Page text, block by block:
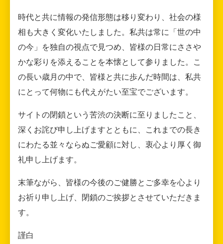
時代と共に情報の発信形態は移り変わり、社会の様
相も大きく変化いたしました。私共は常に「世の中
の今」を独自の視点で見つめ、皆様の日常にささや
かな彩りを添えることを本懐として参りました。こ
の長い歳月の中で、皆様と共に歩んだ時間は、私共
にとって何物にも代えがたい至宝でございます。
サイトの閉鎖という苦渋の決断に至りましたこと、
深くお詫び申し上げますとともに、これまでの長き
にわたる並々ならぬご愛顧に対し、衷心より厚く御
礼申し上げます。
末筆ながら、皆様の今後のご健勝とご多幸を心より
お祈り申し上げ、閉鎖のご挨拶とさせていただきま
す。
謹白